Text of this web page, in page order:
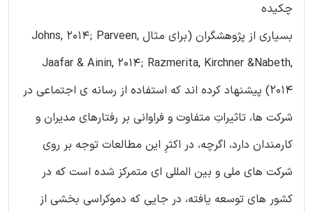
چکیده
بسیاری از پژوهشگران (برای مثال Johns, 2014; Parveen,
Jaafar & Ainin, 2014; Razmerita, Kirchner &Nabeth,
2014) پیشنهاد کرده اند که استفاده از رسانه ی اجتماعی در
شرکت ها، تاثیراتِ متفاوت و فراوانی بر رفتارهای مدیران و
کارمندان دارد، اگرچه، در اکثرِ این مطالعات توجه بر روی
شرکت های ملی و بین المللی ای متمرکز شده است که در
کشور های توسعه یافته، در جایی که دموکراسی بخشی از